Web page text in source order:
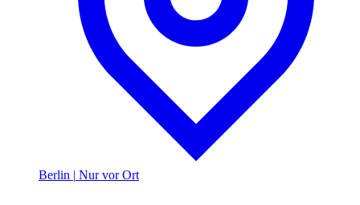
Berlin | Nur vor Ort